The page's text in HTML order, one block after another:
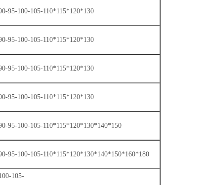
95-100-105-110*115*120*130
95-100-105-110*115*120*130
95-100-105-110*115*120*130
95-100-105-110*115*120*130
95-100-105-110*115*120*130*140*150
95-100-105-110*115*120*130*140*150*160*180
105-